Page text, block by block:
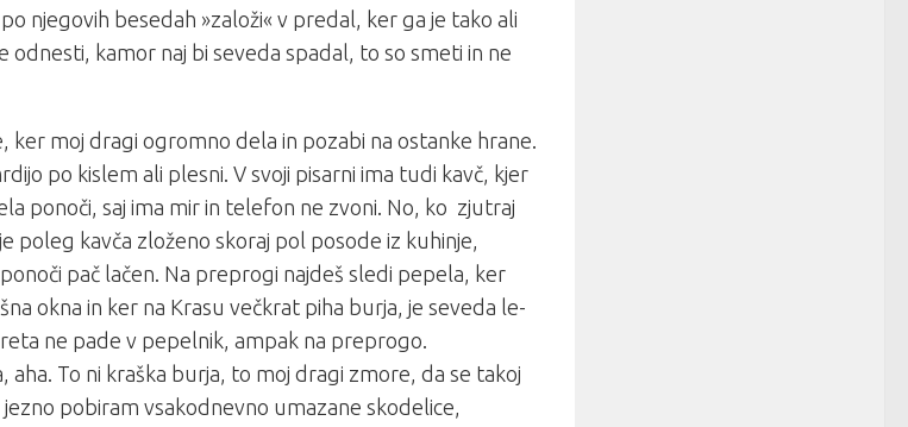
njegovih besedah »založi« v predal, ker ga je tako ali
odnesti, kamor naj bi seveda spadal, to so smeti in ne
ker moj dragi ogromno dela in pozabi na ostanke hrane.
po kislem ali plesni. V svoji pisarni ima tudi kavč, kjer
ponoči, saj ima mir in telefon ne zvoni. No, ko zjutraj
poleg kavča zloženo skoraj pol posode iz kuhinje,
pač lačen. Na preprogi najdeš sledi pepela, ker
okna in ker na Krasu večkrat piha burja, je seveda le-
ne pade v pepelnik, ampak na preprogo.
aha. To ni kraška burja, to moj dragi zmore, da se takoj
pobiram vsakodnevno umazane skodelice,